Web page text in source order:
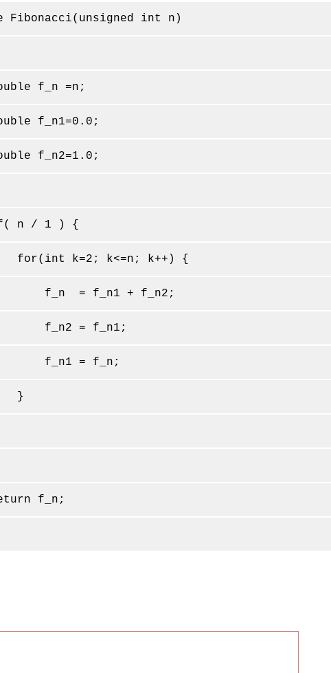
Fibonacci(unsigned int n)
f_n =n;
f_n1=0.0;
f_n2=1.0;
/ 1 ) {
k=2; k<=n; k++) {
= f_n1 + f_n2;
= f_n1;
= f_n;
f_n;